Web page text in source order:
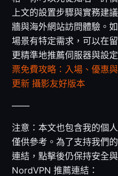
上文的設置步驟與實務建
牆與海外網站訪問體驗。
場景有特定需求，可以在
更精準地推薦伺服器與設定
票免費攻略：入場、優惠
更新 攝影友好版本
——
注意：本文也包含我的個
僅供參考。為了支持我們
連結，點擊後仍保持安全
NordVPN 推薦連結：